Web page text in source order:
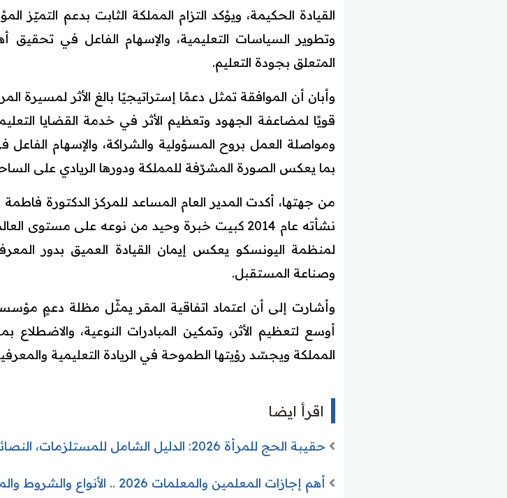
القيادة الحكيمة، ويؤكد التزام المملكة الثابت بدعم التميّز
وتطوير السياسات التعليمية، والإسهام الفاعل في تحقيق
المتعلق بجودة التعليم.
وأبان أن الموافقة تمثل دعمًا إستراتيجيًا بالغ الأثر لمسيرة
قويًا لمضاعفة الجهود وتعظيم الأثر في خدمة القضايا
ومواصلة العمل بروح المسؤولية والشراكة، والإسهام الفاعل
بما يعكس الصورة المشرّفة للمملكة ودورها الريادي على
من جهتها، أكدت المدير العام المساعد للمركز الدكتورة
نشأته عام 2014 كبيت خبرة وحيد من نوعه على
لمنظمة اليونسكو يعكس إيمان القيادة العميق بدور
وصناعة المستقبل.
وأشارت إلى أن اعتماد اتفاقية المقر يمثّل مظلة دعمٍ
أوسع لتعظيم الأثر، وتمكين المبادرات النوعية، والاضطلاع
المملكة ويجسّد رؤيتها الطموحة في الريادة التعليمية
اقرأ ايضا
حقيبة الحج للمرأة 2026: الدليل الشامل للمستلزمات، النصائح والمحظورات
أهم إجازات المعلمين والمعلمات 2026 .. الأنواع والشروط والمدة بالتفصيل الكامل